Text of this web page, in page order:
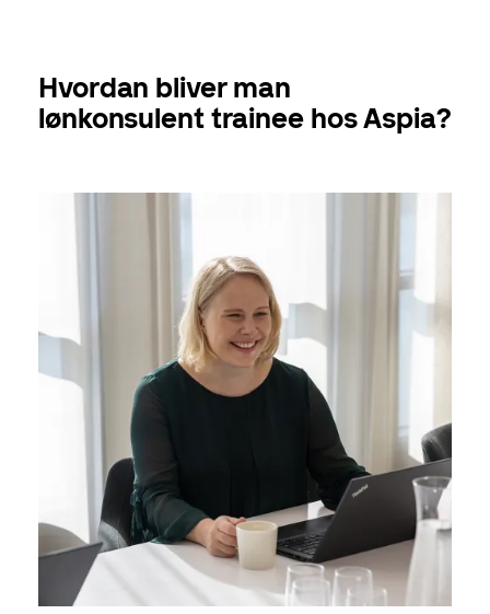
Hvordan bliver man
lønkonsulent trainee hos Aspia?